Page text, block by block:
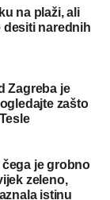
na plaži, ali
desiti narednih
Zagreba je
zašto
čega je grobno
zeleno,
istinu